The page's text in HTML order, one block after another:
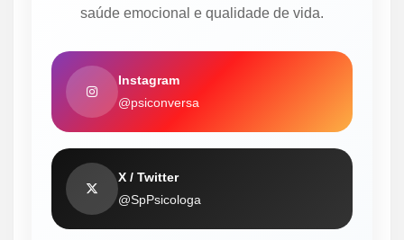
saúde emocional e qualidade de vida.
Instagram
@psiconversa
X / Twitter
@SpPsicologa